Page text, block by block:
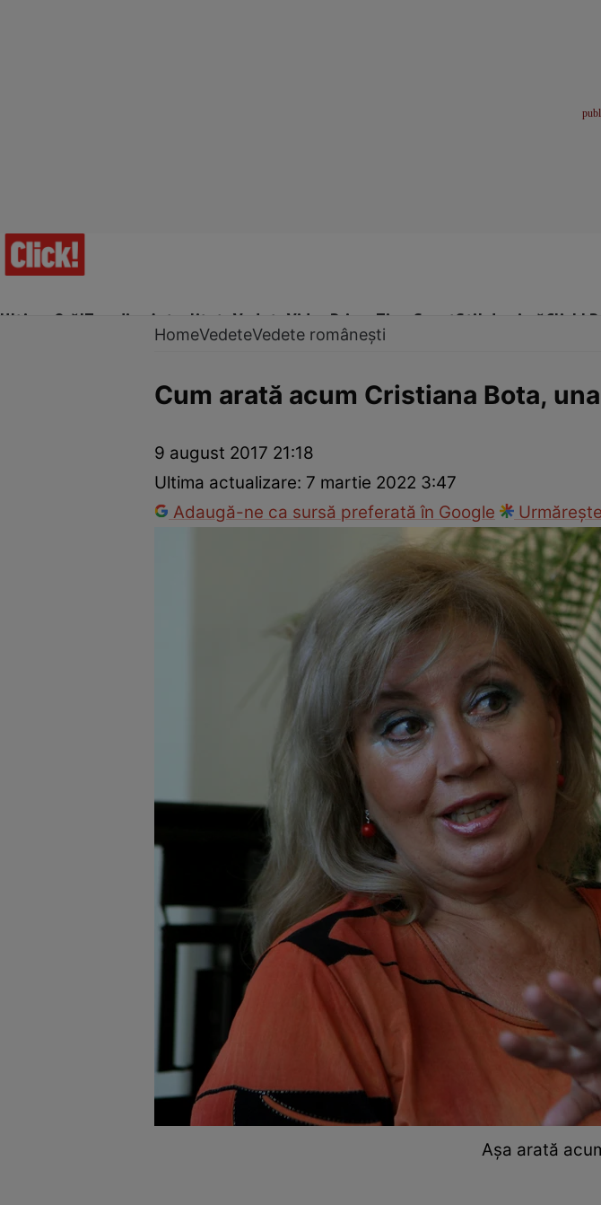
Ultima Oră!Trending Actualitate Vedete Video Prime Time SportStil de viațăClick!
Vedete internaționaleVedete româneștiInterviurile Click!
HomeVedeteVedete românești
Cum arată acum Cristiana Bota,
9 august 2017 21:18
Ultima actualizare: 7 martie 2022 3:47
Adaugă-ne ca sursă preferată în Google
Așa arată